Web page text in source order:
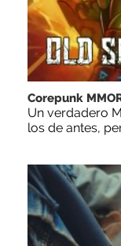
Corepunk
Un verdadero
los de antes,